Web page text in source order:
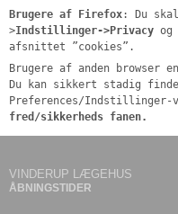
Brugere af Firefox: Du
>Indstillinger->Privacy og
afsnittet ”cookies”.
Brugere af anden browser
Du kan sikkert stadig
Preferences/Indstillinger-
fred/sikkerheds fanen.
VINDERUP LÆGEHUS
ÅBNINGSTIDER